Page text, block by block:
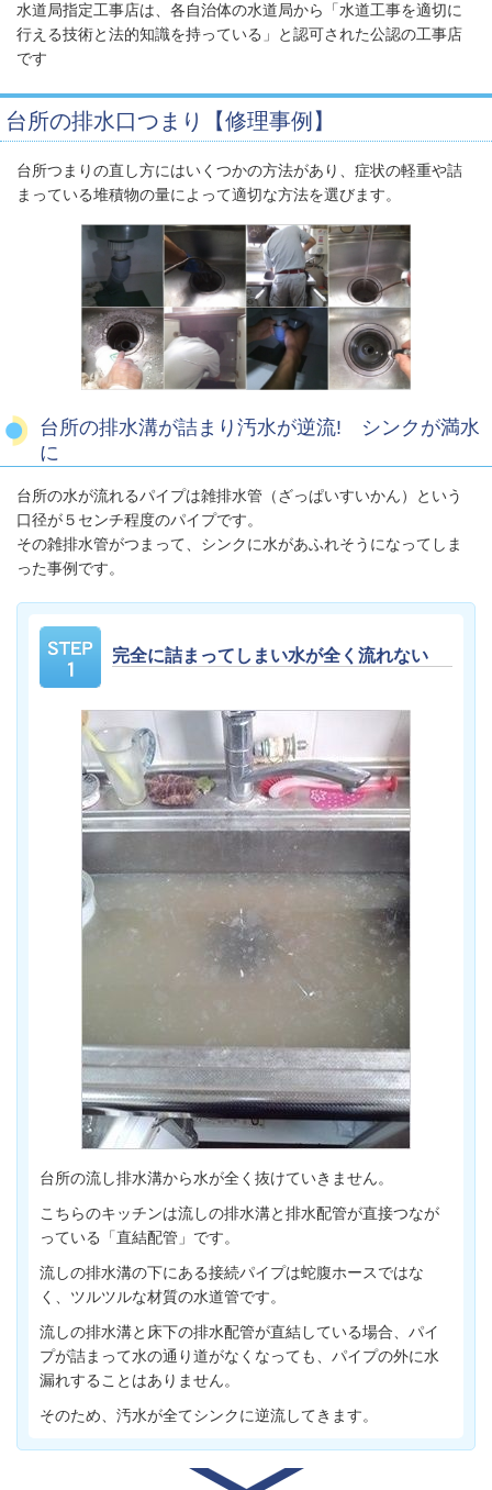
水道局指定工事店は、各自治体の水道局から「水道工事を適切に
行える技術と法的知識を持っている」と認可された公認の工事店
です
台所の排水口つまり【修理事例】
台所つまりの直し方にはいくつかの方法があり、症状の軽重や詰
まっている堆積物の量によって適切な方法を選びます。
台所の排水溝が詰まり汚水が逆流! シンクが満水
に
台所の水が流れるパイプは雑排水管（ざっぱいすいかん）という
口径が５センチ程度のパイプです。
その雑排水管がつまって、シンクに水があふれそうになってしま
った事例です。
完全に詰まってしまい水が全く流れない
台所の流し排水溝から水が全く抜けていきません。
こちらのキッチンは流しの排水溝と排水配管が直接つなが
っている「直結配管」です。
流しの排水溝の下にある接続パイプは蛇腹ホースではな
く、ツルツルな材質の水道管です。
流しの排水溝と床下の排水配管が直結している場合、パイ
プが詰まって水の通り道がなくなっても、パイプの外に水
漏れすることはありません。
そのため、汚水が全てシンクに逆流してきます。